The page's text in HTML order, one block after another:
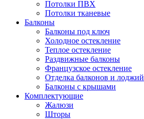
Потолки ПВХ
Потолки тканевые
Балконы
Балконы под ключ
Холодное остекление
Теплое остекление
Раздвижные балконы
Французское остекление
Отделка балконов и лоджий
Балконы с крышами
Комплектующие
Жалюзи
Шторы